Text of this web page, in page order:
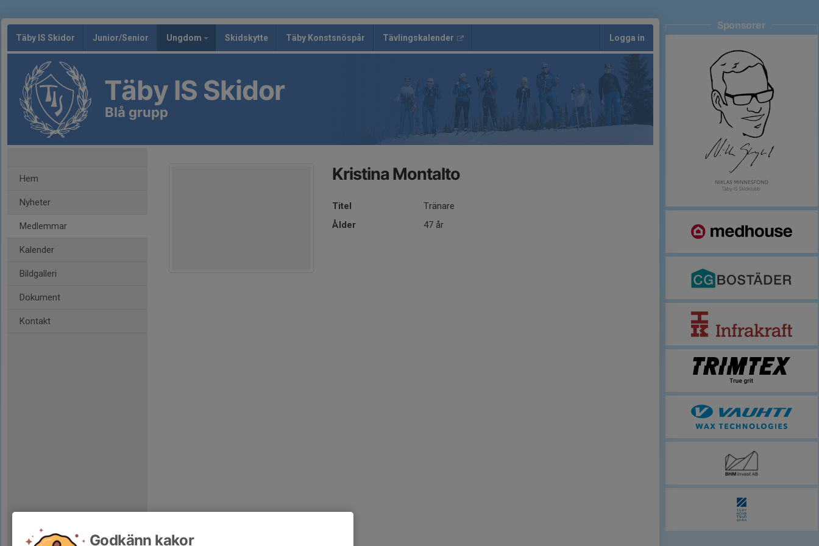
Täby IS Skidor Junior/Senior Ungdom Skidskytte Täby Konstsnöspår Tävlingskalender Logga in
Täby IS Skidor
Blå grupp
Hem
Nyheter
Medlemmar
Kalender
Bildgalleri
Dokument
Kontakt
Kristina Montalto
Titel
Tränare
Ålder
47 år
Sponsorer
Godkänn kakor